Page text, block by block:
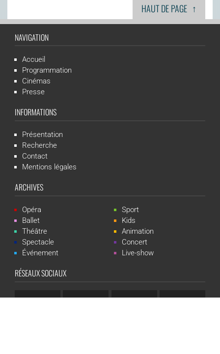
HAUT DE PAGE ↑
NAVIGATION
Accueil
Programmation
Cinémas
Presse
INFORMATIONS
Présentation
Recherche
Contact
Mentions légales
ARCHIVES
Opéra
Ballet
Théâtre
Spectacle
Événement
Sport
Kids
Animation
Concert
Live-show
RÉSEAUX SOCIAUX